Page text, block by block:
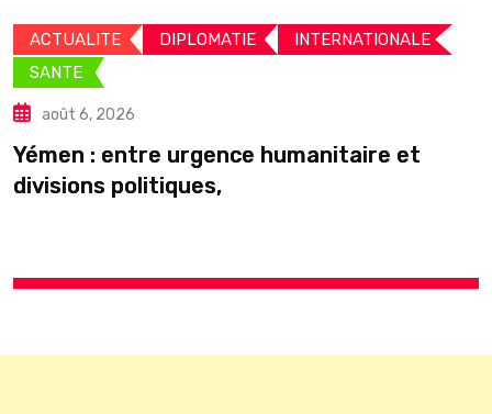
ACTUALITE DIPLOMATIE
INTERNATIONALE
SANTE
août 6, 2026
Yémen : entre urgence humanitaire et
divisions politiques,